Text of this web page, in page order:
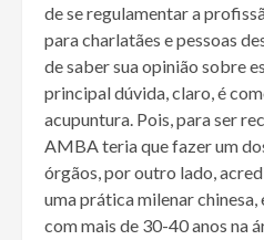
de se regulamentar a
para charlatães e pessoas
de saber sua opinião sobre
principal dúvida, claro, é
acupuntura. Pois, para ser
AMBA teria que fazer um
órgãos, por outro lado,
uma prática milenar
com mais de 30-40 anos na